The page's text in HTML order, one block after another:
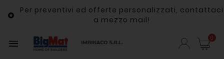

Per preventivi ed offerte personalizzati, contattaci
a mezzo mail!
 0